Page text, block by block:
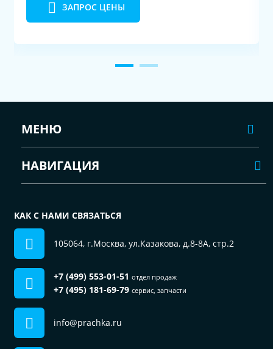
ЗАПРОС ЦЕНЫ
МЕНЮ
НАВИГАЦИЯ
КАК С НАМИ СВЯЗАТЬСЯ
105064, г.Москва, ул.Казакова, д.8-8А, стр.2
+7 (499) 553-01-51 отдел продаж
+7 (495) 181-69-79 сервис, запчасти
info@prachka.ru